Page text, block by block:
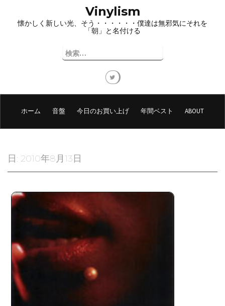
プ
Vinylism
懐かしく新しい光、そう・・・・・・僕達は無邪気にそれを
「朝」と名付ける
検
索:
ホーム 音盤 今日のお買い上げ 年間ベスト ABOUT
日: 2010年8月13日